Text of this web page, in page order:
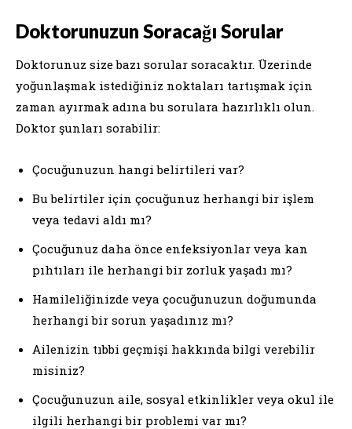
Doktorunuzun Soracağı Sorular
Doktorunuz size bazı sorular soracaktır. Üzerinde
yoğunlaşmak istediğiniz noktaları tartışmak için
zaman ayırmak adına bu sorulara hazırlıklı olun.
Doktor şunları sorabilir:
Çocuğunuzun hangi belirtileri var?
Bu belirtiler için çocuğunuz herhangi bir işlem
veya tedavi aldı mı?
Çocuğunuz daha önce enfeksiyonlar veya kan
pıhtıları ile herhangi bir zorluk yaşadı mı?
Hamileliğinizde veya çocuğunuzun doğumunda
herhangi bir sorun yaşadınız mı?
Ailenizin tıbbi geçmişi hakkında bilgi verebilir
misiniz?
Çocuğunuzun aile, sosyal etkinlikler veya okul ile
ilgili herhangi bir problemi var mı?